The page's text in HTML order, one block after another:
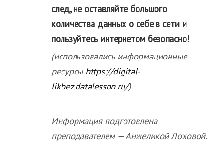
след, не оставляйте большого
количества данных о себе в сети и
пользуйтесь интернетом безопасно!
(использовались информационные
ресурсы https://digital-
likbez.datalesson.ru/)
Информация подготовлена
преподавателем — Анжеликой Лоховой.